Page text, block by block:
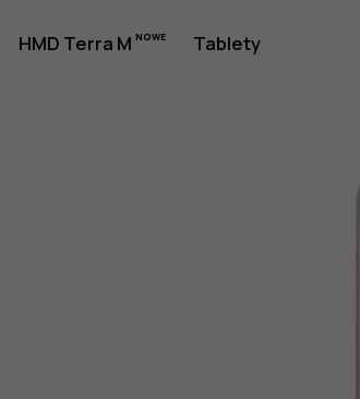
HMD Terra M Tablety